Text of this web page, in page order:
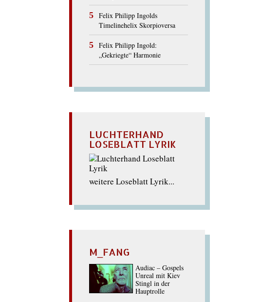
Felix Philipp Ingolds
Timelinehelix Skorpioversa
Felix Philipp Ingold:
„Gekriegte“ Harmonie
LUCHTERHAND
LOSEBLATT LYRIK
weitere Loseblatt Lyrik...
M_FANG
Audiac – Gospels
Unreal mit Kiev
Stingl in der
Hauptrolle